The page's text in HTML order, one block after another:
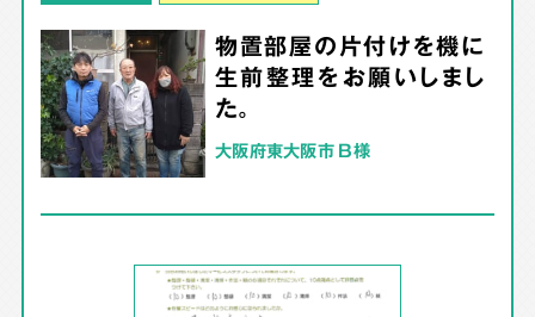
物置部屋の片付けを機に
生前整理をお願いしまし
た。
大阪府東大阪市 B様